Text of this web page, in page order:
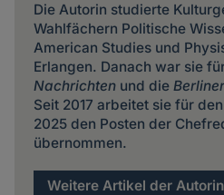
Die Autorin studierte
Wahlfächern Politische
American Studies und
Erlangen. Danach war sie
Nachrichtenund die
Seit 2017 arbeitet sie für den
2025 den Posten der
übernommen.
Weitere Artikel der Autorin